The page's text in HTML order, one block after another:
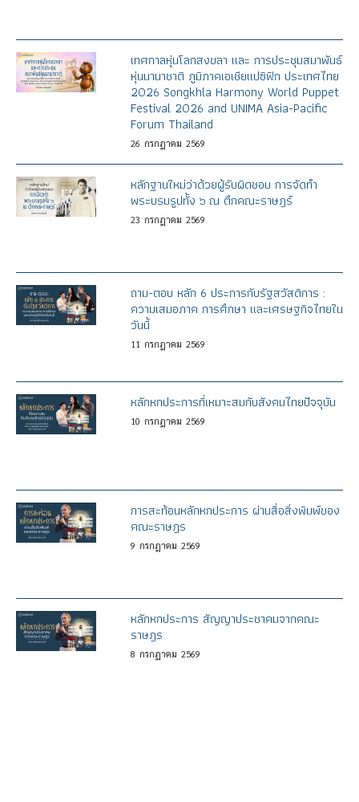
เทศกาลหุ่นโลกสงขลา และ การประชุมสมาพันธ์
หุ่นนานาชาติ ภูมิภาคเอเชียแปซิฟิก ประเทศไทย
2026 Songkhla Harmony World Puppet
Festival 2026 and UNIMA Asia-Pacific
Forum Thailand
26 กรกฎาคม 2569
หลักฐานใหม่ว่าด้วยผู้รับผิดชอบ การจัดทำ
พระบรมรูปทั้ง ๖ ณ ตึกคณะราษฎร์
23 กรกฎาคม 2569
ถาม-ตอบ หลัก 6 ประการกับรัฐสวัสดิการ :
ความเสมอภาค การศึกษา และเศรษฐกิจไทยใน
วันนี้
11 กรกฎาคม 2569
หลักหกประการที่เหมาะสมกับสังคมไทยปัจจุบัน
10 กรกฎาคม 2569
การสะท้อนหลักหกประการ ผ่านสื่อสิ่งพิมพ์ของ
คณะราษฎร
9 กรกฎาคม 2569
หลักหกประการ สัญญาประชาคมจากคณะ
ราษฎร
8 กรกฎาคม 2569